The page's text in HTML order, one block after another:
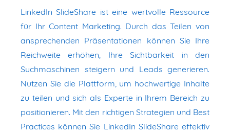
LinkedIn SlideShare ist eine wertvolle Ressource
für Ihr Content Marketing. Durch das Teilen von
ansprechenden Präsentationen können Sie Ihre
Reichweite erhöhen, Ihre Sichtbarkeit in den
Suchmaschinen steigern und Leads generieren.
Nutzen Sie die Plattform, um hochwertige Inhalte
zu teilen und sich als Experte in Ihrem Bereich zu
positionieren. Mit den richtigen Strategien und Best
Practices können Sie LinkedIn SlideShare effektiv